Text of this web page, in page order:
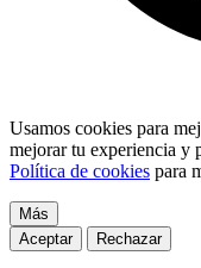
Usamos cookies para
mejorar tu experiencia y
Política de cookies para
Más
Aceptar
Rechazar